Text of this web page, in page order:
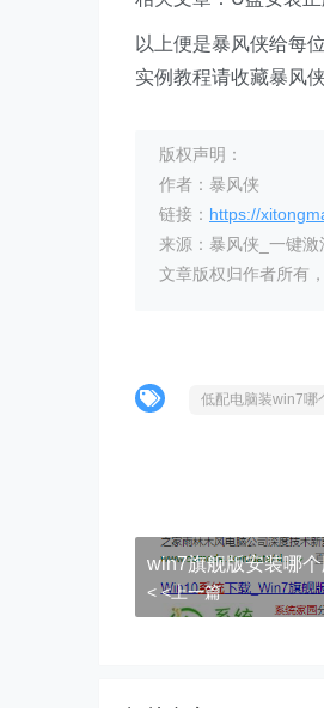
以上便是暴风侠给每
实例教程请收藏暴风
版权声明：
作者：暴风侠
链接： https://
来源：暴风侠_一键
文章版权归作者所有
低配电脑装win7哪
win7旗舰版安装哪
< <上一篇